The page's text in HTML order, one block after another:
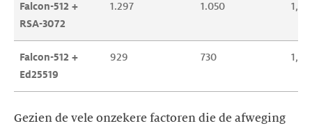
Falcon-512 +
RSA-3072
1.297 1.050 1,9
Falcon-512 +
Ed25519
929 730 1,5
Gezien de vele onzekere factoren die de afweging